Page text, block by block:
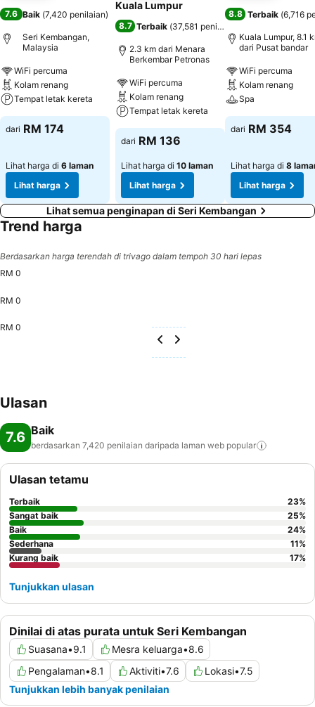
7.6 Baik (7,420 penilaian)
Seri Kembangan,
Malaysia
WiFi percuma
Kolam renang
Tempat letak kereta
dari RM 174
Lihat harga di 6 laman
Lihat harga
Kuala Lumpur
8.7 Terbaik (37,581 penilaian
2.3 km dari Menara
Berkembar Petronas
WiFi percuma
Kolam renang
Tempat letak kereta
dari RM 136
Lihat harga di 10 laman
Lihat harga
8.8 Terbaik (6,716
Kuala Lumpur, 8.1
dari Pusat bandar
WiFi percuma
Kolam renang
Spa
dari RM 354
Lihat harga di 8
Lihat harga
Lihat semua penginapan di Seri Kembangan
Trend harga
Berdasarkan harga terendah di trivago dalam tempoh 30 hari lepas
RM 0
RM 0
RM 0
Ulasan
7.6 Baik
berdasarkan 7,420 penilaian daripada laman web popular
Dinilai di atas purata untuk Seri Kembangan
Suasana•9.1 Mesra keluarga•8.6
Pengalaman•8.1 Aktiviti•7.6 Lokasi•7.5
Tunjukkan lebih banyak penilaian
Ulasan tetamu
Terbaik 23%
Sangat baik
25%
Baik
24%
Sederhana
11%
Kurang baik
17%
Tunjukkan ulasan